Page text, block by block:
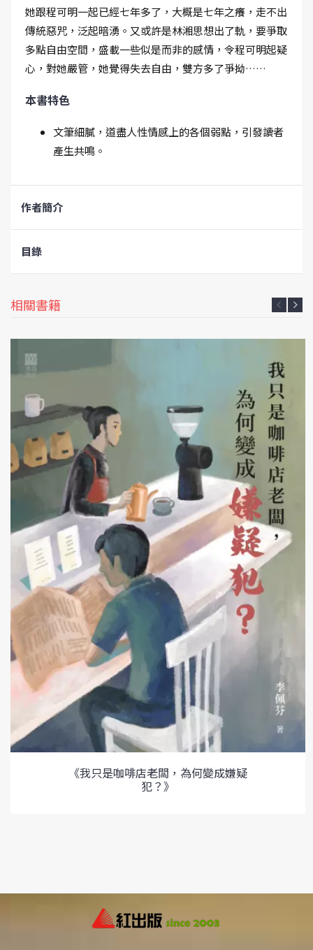
她跟程可明一起已經七年多了，大概是七年之癢，走不出
傳統惡咒，泛起暗湧。又或許是林湘思想出了軌，要爭取
多點自由空間，盛載一些似是而非的感情，令程可明起疑
心，對她嚴管，她覺得失去自由，雙方多了爭拗……
本書特色
文筆細膩，道盡人性情感上的各個弱點，引發讀者
產生共鳴。
作者簡介
目錄
相關書籍
《我只是咖啡店老闆，為何變成嫌疑
犯？》